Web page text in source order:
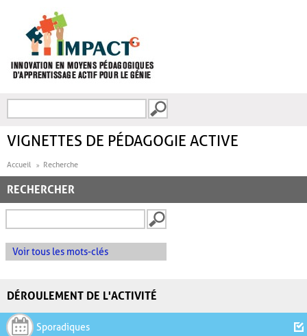
FORMULAIRE DE
VIGNETTES DE PÉDAGOGIE ACTIVE
Accueil Recherche
RECHERCHER
Voir tous les mots-clés
DÉROULEMENT DE L'ACTIVITÉ
Sporadiques